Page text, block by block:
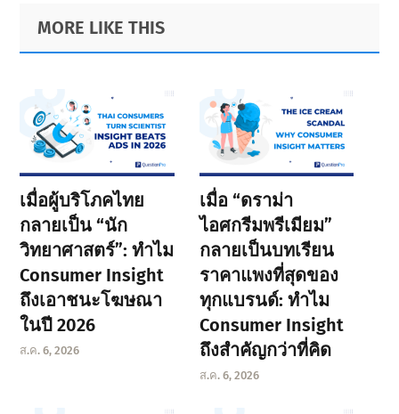
page page page
Primary
Sidebar
Footer
MORE LIKE THIS
เมื่อผู้บริโภคไทย
กลายเป็น “นัก
วิทยาศาสตร์”: ทำไม
Consumer Insight
ถึงเอาชนะโฆษณา
ในปี 2026
ส.ค. 6, 2026
เมื่อ “ดราม่า
ไอศกรีมพรีเมียม”
กลายเป็นบทเรียน
ราคาแพงที่สุดของ
ทุกแบรนด์: ทำไม
Consumer Insight
ถึงสำคัญกว่าที่คิด
ส.ค. 6, 2026